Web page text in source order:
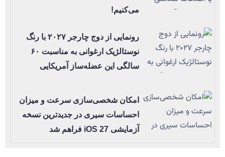
می‌کنیم!
رونمایی از دوج چارجر ۲۰۲۷ با رنگ
نوستالژیک ارغوانی به مناسبت ۶۰
سالگی این عضله‌ساز آمریکایی
امکان شخصی‌سازی سرعت و میزان
احساسات سیری در جدیدترین نسخه
آزمایشی iOS 27 فراهم شد